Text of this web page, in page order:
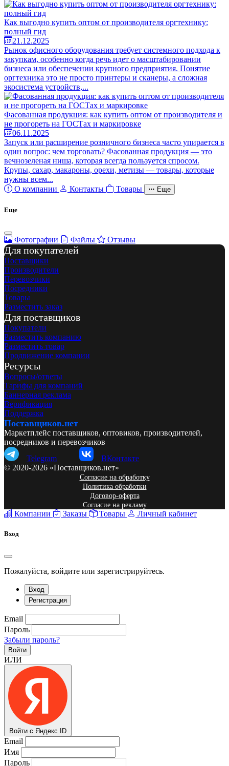
Как выгодно купить оптом от производителя оргтехнику:
полный гид
21.12.2025
Рынок офисного оборудования требует системного подхода к
закупкам, особенно когда речь идет о масштабировании
бизнеса или обеспечении крупного предприятия. Понятие
оргтехника это не просто принтеры и сканеры, а сложная
экосистема устройств,...
Фасованная продукция: как купить оптом от производителя и
не прогореть на ГОСТах и маркировке
06.11.2025
Запуск или расширение розничного бизнеса часто упирается в
один вопрос: чем торговать? Фасованная продукция — это
вечнозеленая ниша, которая всегда пользуется спросом.
Крупы, сахар, макароны, орехи, метизы — товары, которые
нужны всем...
О компании
Контакты Товары Еще
Еще
Фотографии Файлы Отзывы
Для покупателей
Поставщики
Производители
Перевозчики
Посредники
Товары
Разместить заказ
Для поставщиков
Покупатели
Разместить компанию
Разместить товар
Продвижение компании
Ресурсы
Вопросы/ответы
Тарифы для компаний
Баннерная реклама
Верификация
Поддержка
Поставщиков.нет
Маркетплейс поставщиков, оптовиков, производителей,
посредников и перевозчиков
Telegram
ВКонтакте
© 2020-2026 «Поставщиков.нет»
Согласие на обработку
Политика обработки
Договор-оферта
Согласие на рекламу
Компании Заказы Товары Личный кабинет
Вход
Пожалуйста, войдите или зарегистрируйтесь.
Вход
Регистрация
Email
Пароль
Забыли пароль?
Войти
ИЛИ
Войти с Яндекс ID
Email
Имя
Пароль